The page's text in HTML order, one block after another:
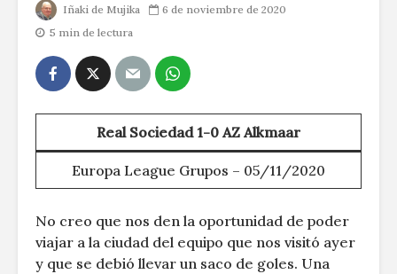
Iñaki de Mujika
6 de noviembre de 2020
5 min de lectura
Real Sociedad 1-0 AZ Alkmaar
Europa League Grupos – 05/11/2020
No creo que nos den la oportunidad de poder
viajar a la ciudad del equipo que nos visitó ayer
y que se debió llevar un saco de goles. Una